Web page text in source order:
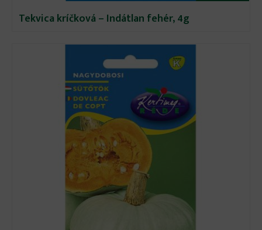
Tekvica kríčková – Indátlan fehér, 4g